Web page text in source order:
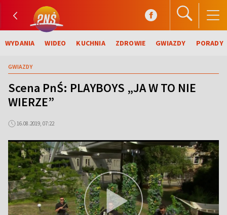
WYDANIA WIDEO KUCHNIA ZDROWIE GWIAZDY PORADY
GWIAZDY
Scena PnŚ: PLAYBOYS „JA W TO NIE
WIERZE”
16.08.2019, 07:22